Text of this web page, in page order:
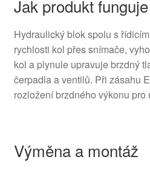
Jak produkt funguje
Hydraulický blok spolu s
rychlosti kol přes snímače,
kol a plynule upravuje brzdný
čerpadla a ventilů. Při zásahu
rozložení brzdného výkonu
Výměna a montáž